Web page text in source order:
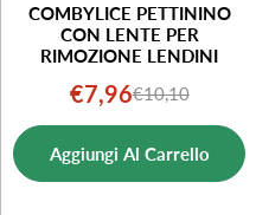
COMBYLICE PETTININO
CON LENTE PER
RIMOZIONE LENDINI
Prezzo
di
vendita
€7,96Prezzo
normale
€10,10
Aggiungi Al Carrello